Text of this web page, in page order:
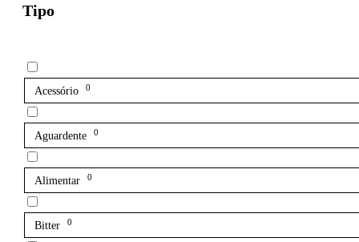
Tipo
Acessório 0
Aguardente 0
Alimentar 0
Bitter 0